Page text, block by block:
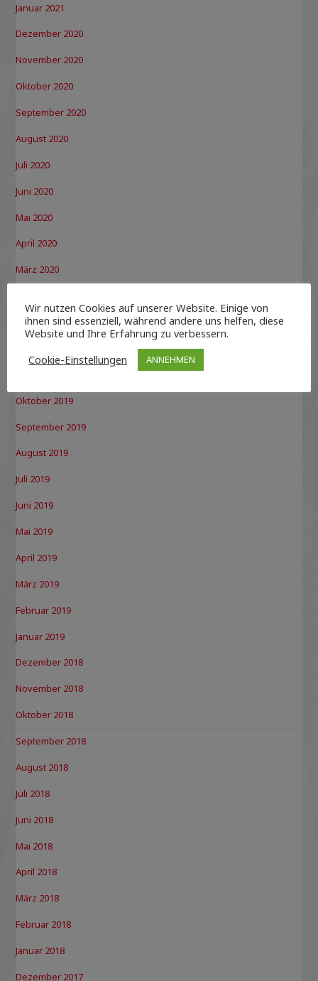
Januar 2021
Dezember 2020
November 2020
Oktober 2020
September 2020
August 2020
Juli 2020
Juni 2020
Mai 2020
April 2020
März 2020
Januar 2020
Oktober 2019
September 2019
August 2019
Juli 2019
Juni 2019
Mai 2019
April 2019
März 2019
Februar 2019
Januar 2019
Dezember 2018
November 2018
Oktober 2018
September 2018
August 2018
Juli 2018
Juni 2018
Mai 2018
April 2018
März 2018
Februar 2018
Januar 2018
Dezember 2017
Wir nutzen Cookies auf unserer Website. Einige von
ihnen sind essenziell, während andere uns helfen, diese
Website und Ihre Erfahrung zu verbessern.
Cookie-Einstellungen
ANNEHMEN